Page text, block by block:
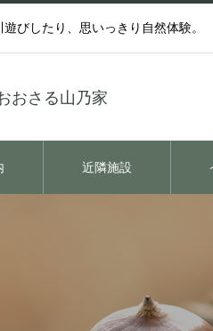
びしたり、思いっきり自然体験。
おさる山乃家
近隣施設